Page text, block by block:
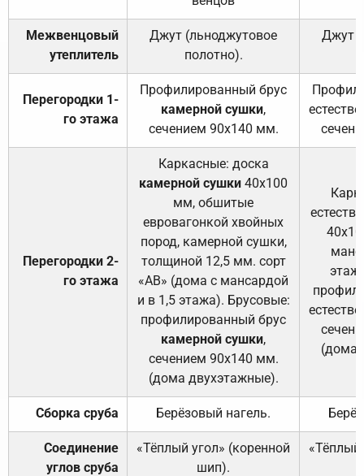
Межвенцовый
утеплитель
Джут (льноджутовое
полотно).
Джут
Перегородки 1-
го этажа
Профилированный брус
камерной сушки,
сечением 90х140 мм.
Перегородки 2-
го этажа
Каркасные: доска
камерной сушки 40х100
мм, обшитые
евровагонкой хвойных
пород, камерной сушки,
толщиной 12,5 мм. сорт
«АВ» (дома с мансардой
и в 1,5 этажа). Брусовые:
профилированный брус
камерной сушки,
сечением 90х140 мм.
(дома двухэтажные).
(дома
Сборка сруба Берёзовый нагель.
Соединение
углов сруба
«Тёплый угол» (коренной
шип).
«Тёплый